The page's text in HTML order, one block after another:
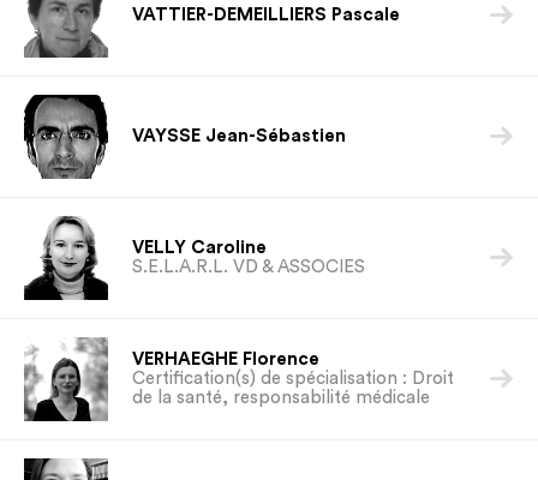
VATTIER-DEMEILLIERS Pascale 
VAYSSE Jean-Sébastien 
VELLY Caroline
S.E.L.A.R.L. VD & ASSOCIES

VERHAEGHE Florence
Certification(s) de spécialisation : Droit
de la santé, responsabilité médicale
